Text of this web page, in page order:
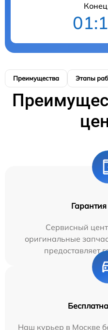
Преимущества Этапы
Сервисный
оригинальные
предоставляет
Наш курьер в Москве